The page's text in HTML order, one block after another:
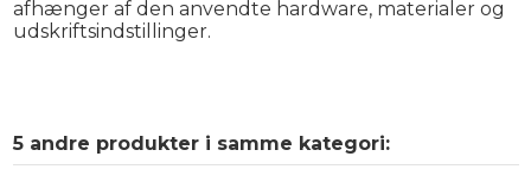
afhænger af den anvendte hardware, materialer og
udskriftsindstillinger.
5 andre produkter i samme kategori: